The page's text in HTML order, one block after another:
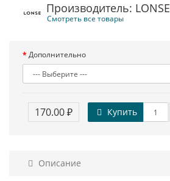
Производитель: LONSE
Смотреть все товары
Дополнительно
170.00 ₽ Купить
Описание